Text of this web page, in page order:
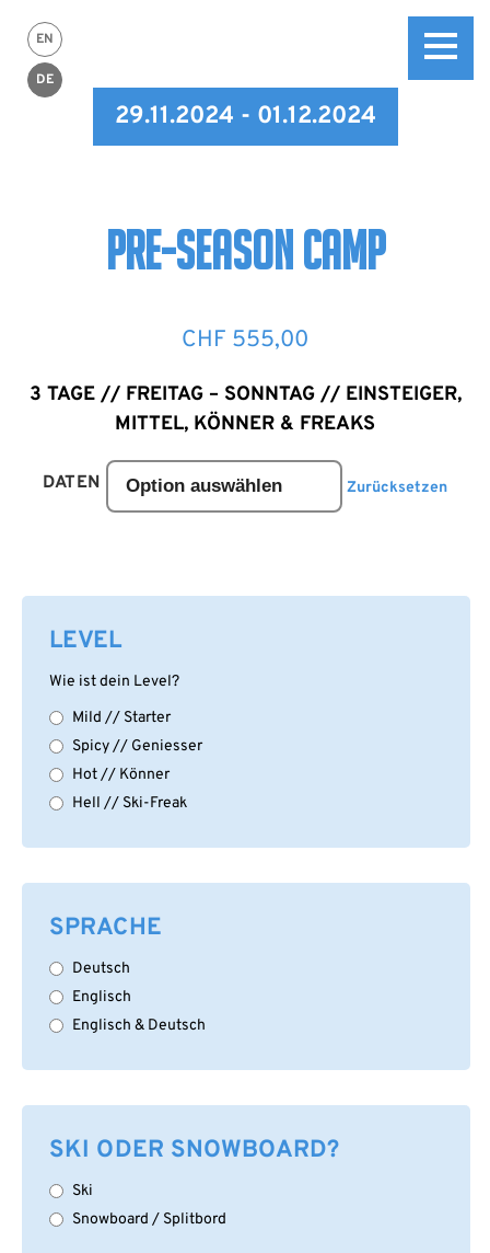
EN
DE
29.11.2024 - 01.12.2024
PRE-SEASON CAMP
CHF 555,00
3 TAGE // FREITAG – SONNTAG // EINSTEIGER,
MITTEL, KÖNNER & FREAKS
DATEN Zurücksetzen
LEVEL
Wie ist dein Level?
Mild // Starter
Spicy // Geniesser
Hot // Könner
Hell // Ski-Freak
SPRACHE
Deutsch
Englisch
Englisch & Deutsch
SKI ODER SNOWBOARD?
Ski
Snowboard / Splitbord